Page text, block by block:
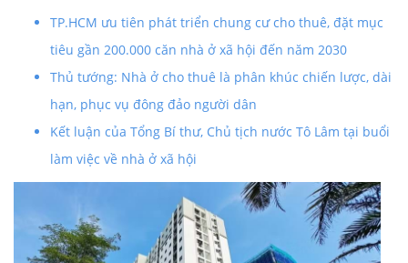
TP.HCM ưu tiên phát triển chung cư cho thuê, đặt mục
tiêu gần 200.000 căn nhà ở xã hội đến năm 2030
Thủ tướng: Nhà ở cho thuê là phân khúc chiến lược, dài
hạn, phục vụ đông đảo người dân
Kết luận của Tổng Bí thư, Chủ tịch nước Tô Lâm tại buổi
làm việc về nhà ở xã hội